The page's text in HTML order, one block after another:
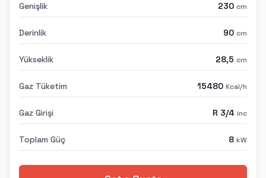
Genişlik 230 cm
Derinlik 90 cm
Yükseklik 28,5 cm
Gaz Tüketim 15480 Kcal/h
Gaz Girişi R 3/4 inc
Toplam Güç 8 kW